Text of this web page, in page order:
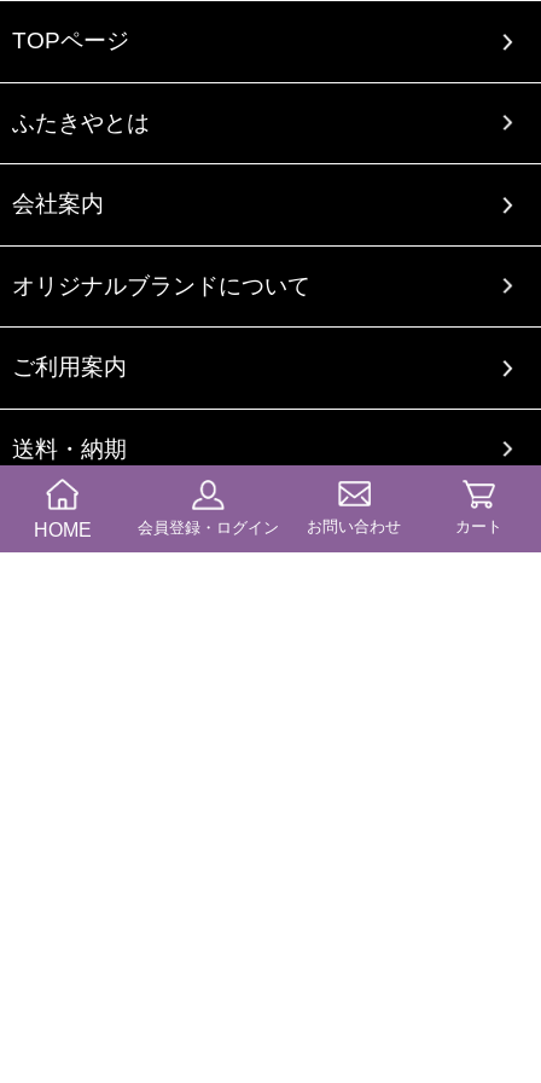
TOPページ
ふたきやとは
会社案内
オリジナルブランドについて
ご利用案内
送料・納期
商品カテゴリー
HOME 会員登録・ログイン お問い合わせ カート